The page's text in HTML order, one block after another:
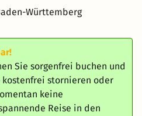
Württemberg
Sie sorgenfrei buchen und
kostenfrei stornieren oder
keine
Reise in den